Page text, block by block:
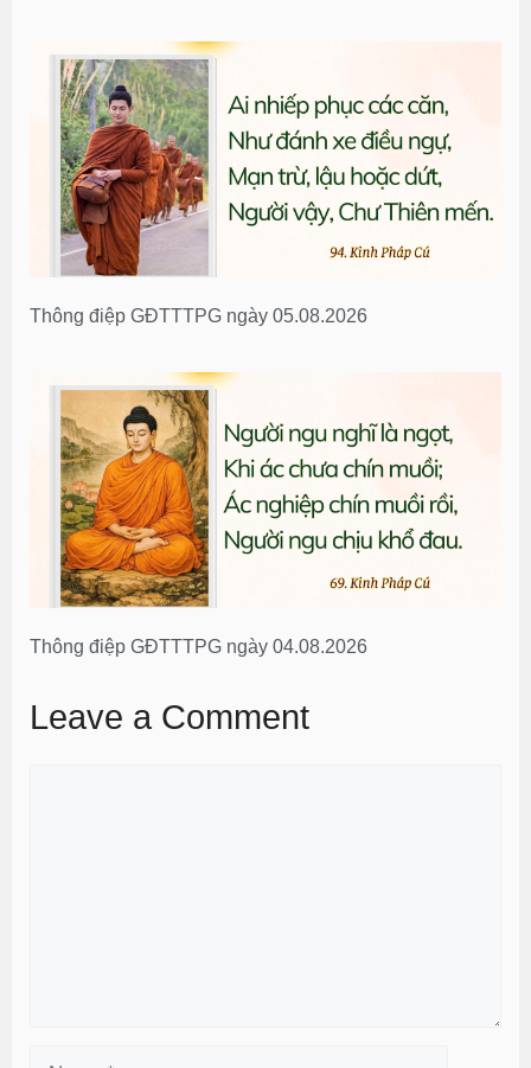
Thông điệp GĐTTTPG ngày 05.08.2026
Thông điệp GĐTTTPG ngày 04.08.2026
Leave a Comment